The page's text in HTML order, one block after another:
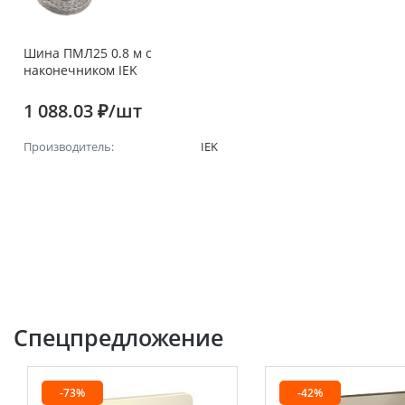
Шина ПМЛ25 0.8 м с
наконечником IEK
1 088.03 ₽/шт
Производитель: IEK
Спецпредложение
-73% -42%